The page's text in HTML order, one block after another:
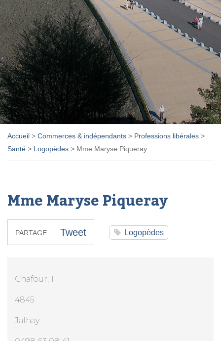
Accueil > Commerces & indépendants > Professions libérales >
Santé > Logopèdes > Mme Maryse Piqueray
Mme Maryse Piqueray
PARTAGE Tweet Logopèdes
Chafour, 1
4845
Jalhay